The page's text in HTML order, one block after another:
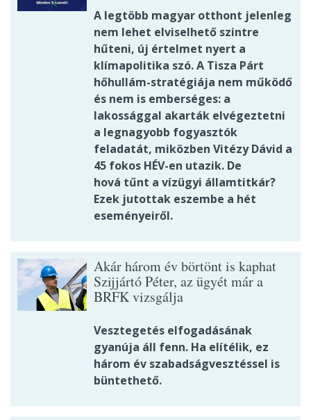
A legtöbb magyar otthont jelenleg
nem lehet elviselhető szintre
hűteni, új értelmet nyert a
klímapolitika szó. A Tisza Párt
hőhullám-stratégiája nem működő
és nem is emberséges: a
lakossággal akarták elvégeztetni
a legnagyobb fogyasztók
feladatát, miközben Vitézy Dávid a
45 fokos HÉV-en utazik. De
hová tűnt a vízügyi államtitkár?
Ezek jutottak eszembe a hét
eseményeiről.
Akár három év börtönt is kaphat
Szijjártó Péter, az ügyét már a
BRFK vizsgálja
Vesztegetés elfogadásának
gyanúja áll fenn. Ha elítélik, ez
három év szabadságvesztéssel is
büntethető.